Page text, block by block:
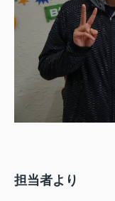
担当者より